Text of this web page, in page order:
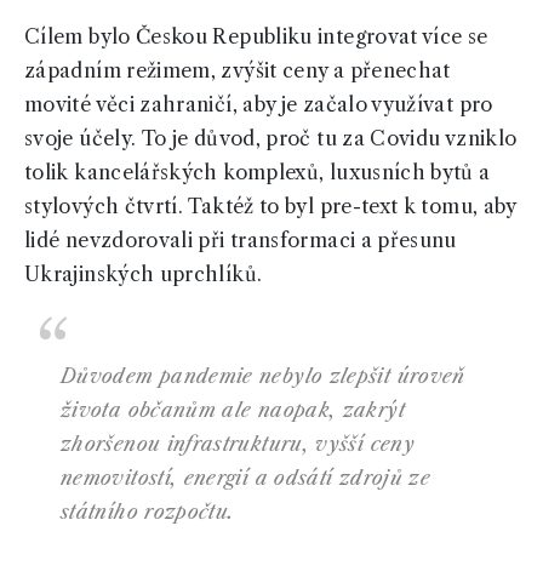
Cílem bylo Českou Republiku integrovat více se
západním režimem, zvýšit ceny a přenechat
movité věci zahraničí, aby je začalo využívat pro
svoje účely. To je důvod, proč tu za Covidu vzniklo
tolik kancelářských komplexů, luxusních bytů a
stylových čtvrtí. Taktéž to byl pre-text k tomu, aby
lidé nevzdorovali při transformaci a přesunu
Ukrajinských uprchlíků.
Důvodem pandemie nebylo zlepšit úroveň
života občanům ale naopak, zakrýt
zhoršenou infrastrukturu, vyšší ceny
nemovitostí, energií a odsátí zdrojů ze
státního rozpočtu.